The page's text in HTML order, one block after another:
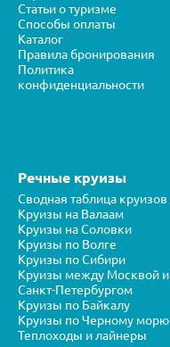
Статьи о туризме
Способы оплаты
Каталог
Правила бронирования
Политика
конфиденциальности
Речные круизы
Сводная таблица круизов
Круизы на Валаам
Круизы на Соловки
Круизы по Волге
Круизы по Сибири
Круизы между Москвой и
Санкт-Петербургом
Круизы по Байкалу
Круизы по Черному морю
Теплоходы и лайнеры